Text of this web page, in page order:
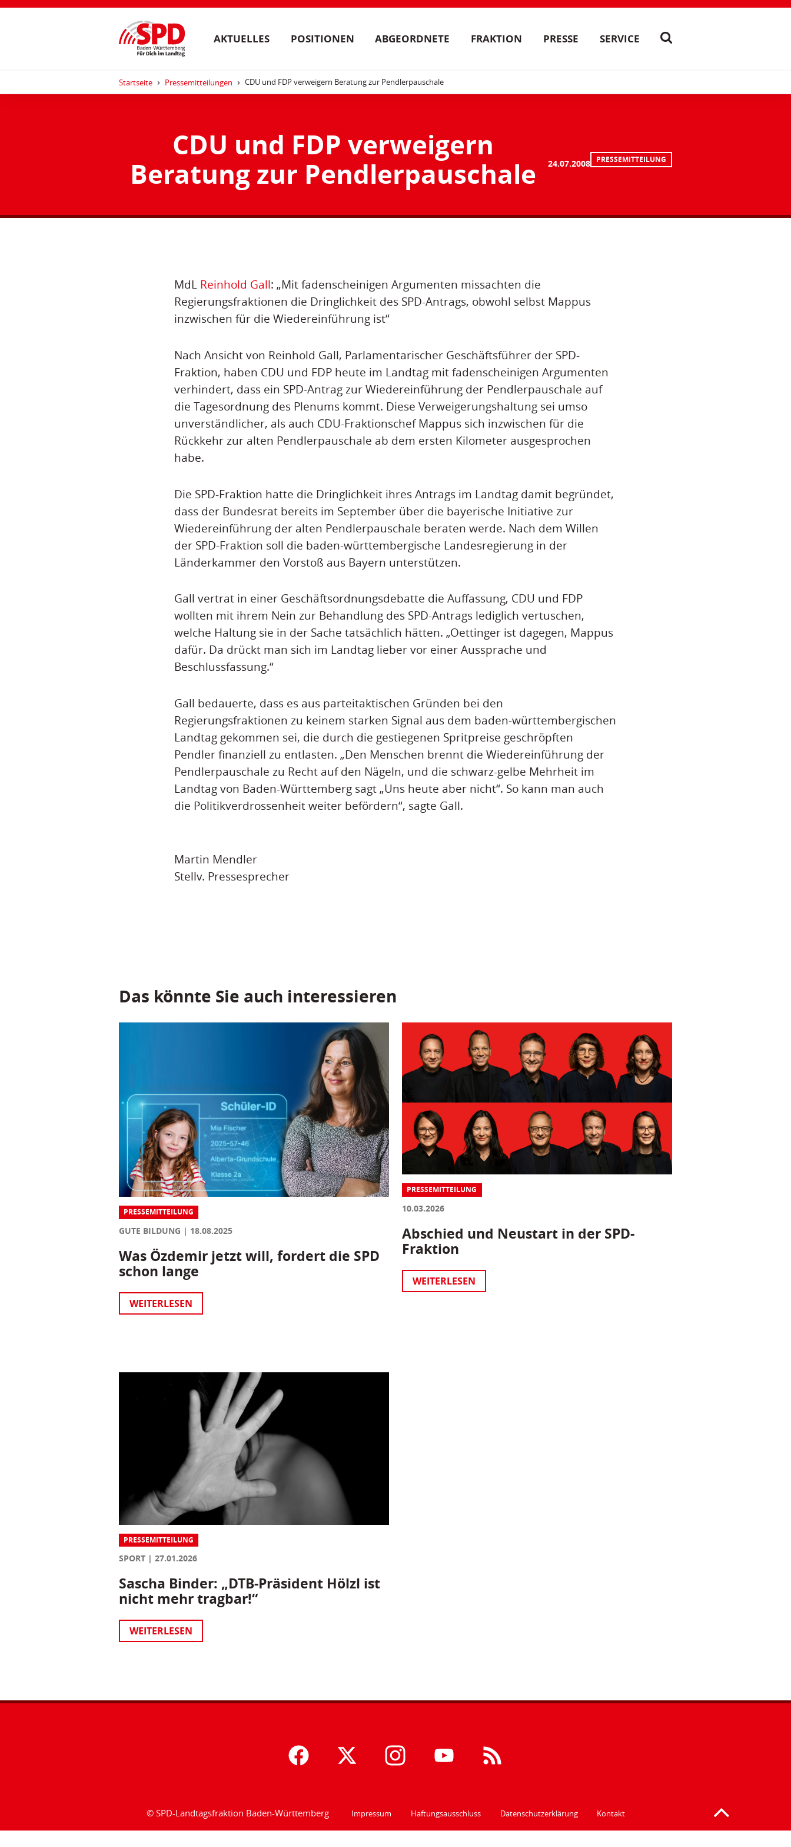
AKTUELLES POSITIONEN ABGEORDNETE FRAKTION PRESSE SERVICE
Startseite Pressemitteilungen CDU und FDP verweigern Beratung zur Pendlerpauschale
CDU und FDP verweigern
Beratung zur Pendlerpauschale
24.07.2008 PRESSEMITTEILUNG
MdL Reinhold Gall: „Mit fadenscheinigen Argumenten missachten die
Regierungsfraktionen die Dringlichkeit des SPD-Antrags, obwohl selbst Mappus
inzwischen für die Wiedereinführung ist“
Nach Ansicht von Reinhold Gall, Parlamentarischer Geschäftsführer der SPD-
Fraktion, haben CDU und FDP heute im Landtag mit fadenscheinigen Argumenten
verhindert, dass ein SPD-Antrag zur Wiedereinführung der Pendlerpauschale auf
die Tagesordnung des Plenums kommt. Diese Verweigerungshaltung sei umso
unverständlicher, als auch CDU-Fraktionschef Mappus sich inzwischen für die
Rückkehr zur alten Pendlerpauschale ab dem ersten Kilometer ausgesprochen
habe.
Die SPD-Fraktion hatte die Dringlichkeit ihres Antrags im Landtag damit begründet,
dass der Bundesrat bereits im September über die bayerische Initiative zur
Wiedereinführung der alten Pendlerpauschale beraten werde. Nach dem Willen
der SPD-Fraktion soll die baden-württembergische Landesregierung in der
Länderkammer den Vorstoß aus Bayern unterstützen.
Gall vertrat in einer Geschäftsordnungsdebatte die Auffassung, CDU und FDP
wollten mit ihrem Nein zur Behandlung des SPD-Antrags lediglich vertuschen,
welche Haltung sie in der Sache tatsächlich hätten. „Oettinger ist dagegen, Mappus
dafür. Da drückt man sich im Landtag lieber vor einer Aussprache und
Beschlussfassung.“
Gall bedauerte, dass es aus parteitaktischen Gründen bei den
Regierungsfraktionen zu keinem starken Signal aus dem baden-württembergischen
Landtag gekommen sei, die durch die gestiegenen Spritpreise geschröpften
Pendler finanziell zu entlasten. „Den Menschen brennt die Wiedereinführung der
Pendlerpauschale zu Recht auf den Nägeln, und die schwarz-gelbe Mehrheit im
Landtag von Baden-Württemberg sagt „Uns heute aber nicht“. So kann man auch
die Politikverdrossenheit weiter befördern“, sagte Gall.
Martin Mendler
Stellv. Pressesprecher
Das könnte Sie auch interessieren
PRESSEMITTEILUNG
GUTE BILDUNG 18.08.2025
Was Özdemir jetzt will, fordert die SPD
schon lange
WEITERLESEN
PRESSEMITTEILUNG
10.03.2026
Abschied und Neustart in der SPD-
Fraktion
WEITERLESEN
PRESSEMITTEILUNG
SPORT 27.01.2026
Sascha Binder: „DTB-Präsident Hölzl ist
nicht mehr tragbar!“
WEITERLESEN
© SPD-Landtagsfraktion Baden-Württemberg Impressum Haftungsausschluss Datenschutzerklärung Kontakt